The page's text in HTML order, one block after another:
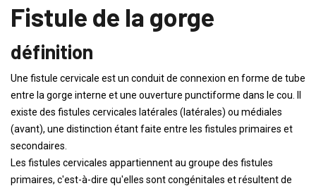
Fistule de la gorge
définition
Une fistule cervicale est un conduit de connexion en forme de tube
entre la gorge interne et une ouverture punctiforme dans le cou. Il
existe des fistules cervicales latérales (latérales) ou médiales
(avant), une distinction étant faite entre les fistules primaires et
secondaires.
Les fistules cervicales appartiennent au groupe des fistules
primaires, c'est-à-dire qu'elles sont congénitales et résultent de